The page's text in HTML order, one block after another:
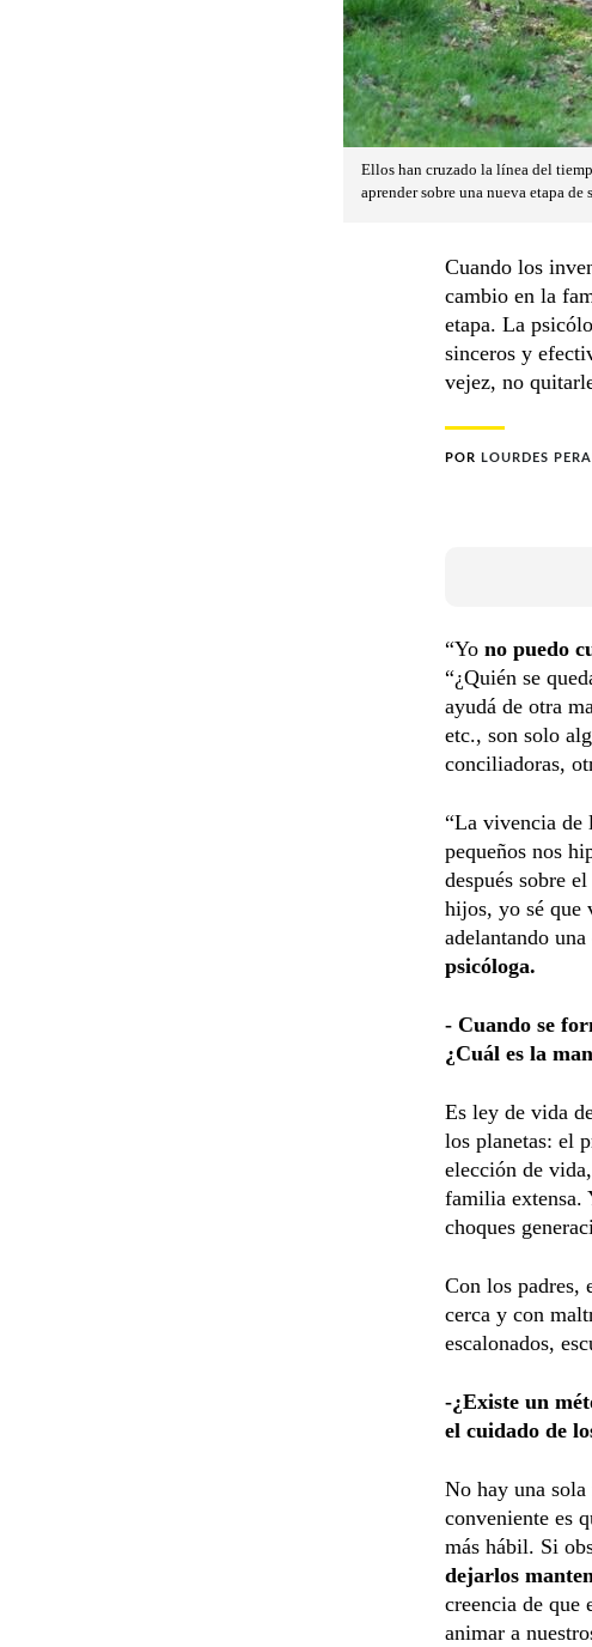
Ellos han cruzado la línea del
aprender sobre una nueva etapa de
Cuando los
cambio en la
etapa. La
sinceros y
vejez, no
POR LOURDES
“Yo no puedo
“¿Quién se
ayudá de otra
etc., son solo
conciliadoras,
“La vivencia de
pequeños nos
después sobre
hijos, yo sé que
adelantando
psicóloga.
- Cuando se
¿Cuál es la
Es ley de vida
los planetas: el
elección de vida,
familia extensa.
choques
Con los padres,
cerca y con
escalonados,
-¿Existe un
el cuidado de
No hay una
conveniente es
más hábil. Si
dejarlos
creencia de que
animar a